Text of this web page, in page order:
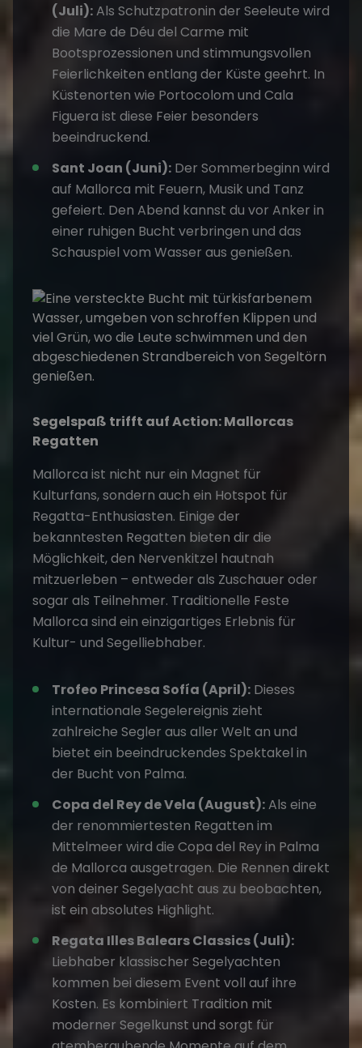
(Juli):Als Schutzpatronin der Seeleute wird
die Mare de Déu del Carme mit
Bootsprozessionen und stimmungsvollen
Feierlichkeiten entlang der Küste geehrt. In
Küstenorten wie Portocolom und Cala
Figuera ist diese Feier besonders
beeindruckend.
Sant Joan (Juni): Der Sommerbeginn wird
auf Mallorca mit Feuern, Musik und Tanz
gefeiert. Den Abend kannst du vor Anker in
einer ruhigen Bucht verbringen und das
Schauspiel vom Wasser aus genießen.
Segelspaß trifft auf Action: Mallorcas
Regatten
Mallorca ist nicht nur ein Magnet für
Kulturfans, sondern auch ein Hotspot für
Regatta-Enthusiasten. Einige der
bekanntesten Regatten bieten dir die
Möglichkeit, den Nervenkitzel hautnah
mitzuerleben – entweder als Zuschauer oder
sogar als Teilnehmer. Traditionelle Feste
Mallorca sind ein einzigartiges Erlebnis für
Kultur- und Segelliebhaber.
Trofeo Princesa Sofía (April): Dieses
internationale Segelereignis zieht
zahlreiche Segler aus aller Welt an und
bietet ein beeindruckendes Spektakel in
der Bucht von Palma.
Copa del Rey de Vela (August):Als eine
der renommiertesten Regatten im
Mittelmeer wird die Copa del Rey in Palma
de Mallorca ausgetragen. Die Rennen direkt
von deiner Segelyacht aus zu beobachten,
ist ein absolutes Highlight.
Regata Illes Balears Classics (Juli):
Liebhaber klassischer Segelyachten
kommen bei diesem Event voll auf ihre
Kosten. Es kombiniert Tradition mit
moderner Segelkunst und sorgt für